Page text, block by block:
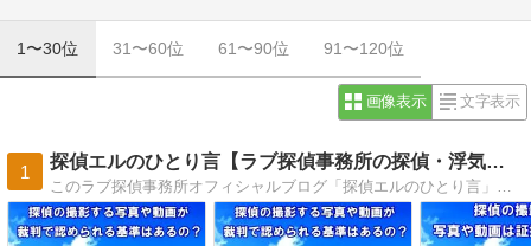
1〜30位 31〜60位 61〜90位 91〜120位
画像表示 文字表示
1
探偵エルのひとり言【ラブ探偵事務所の探偵・浮気調査ブログ】